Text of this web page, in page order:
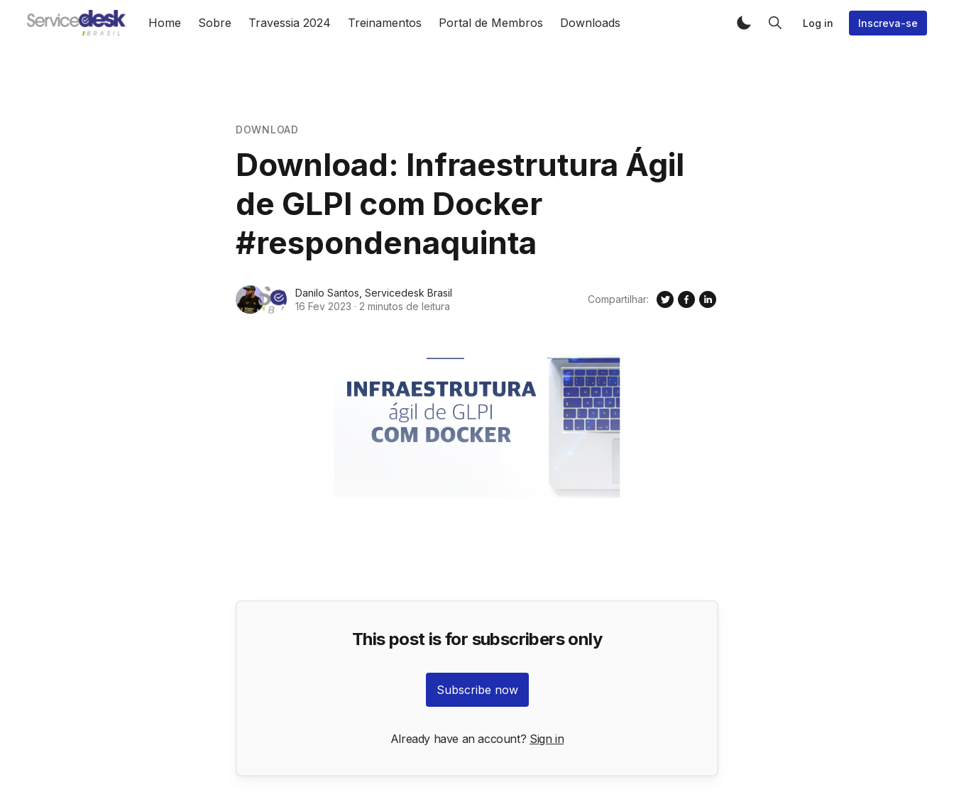
Home Sobre Travessia 2024 Treinamentos Portal de Membros Downloads Log in Inscreva-se
DOWNLOAD
Download: Infraestrutura Ágil
de GLPI com Docker
#respondenaquinta
Danilo Santos Servicedesk Brasil
16 Fev 2023 · 2 minutos de leitura
Compartilhar:
This post is for subscribers only
Subscribe now
Already have an account? Sign in